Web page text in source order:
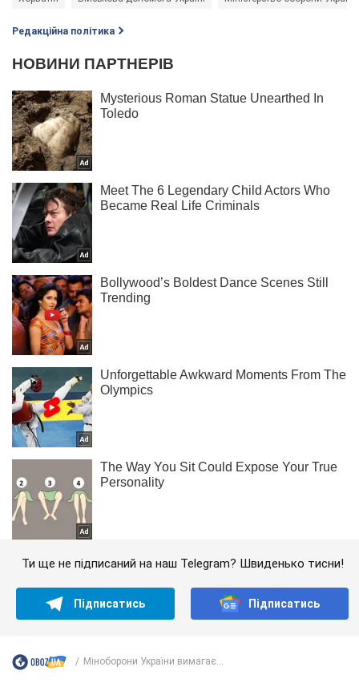
Редакційна політика
Ти ще не підписаний на наш Telegram? Швиденько тисни!
Підписатись Підписатись
Міноборони України вимагає...